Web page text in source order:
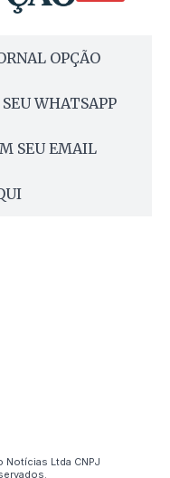
OPÇÃO
WHATSAPP
SEU EMAIL
Ltda CNPJ